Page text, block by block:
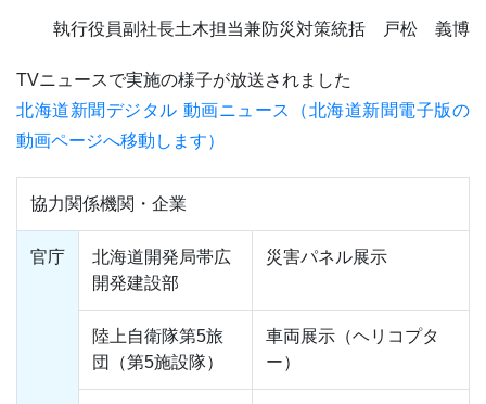
執行役員副社長土木担当兼防災対策統括 戸松 義博
TVニュースで実施の様子が放送されました
北海道新聞デジタル 動画ニュース（北海道新聞電子版の
動画ページへ移動します）
協力関係機関・企業
官庁
北海道開発局帯広
開発建設部
災害パネル展示
陸上自衛隊第5旅
団（第5施設隊）
車両展示（ヘリコプタ
ー）